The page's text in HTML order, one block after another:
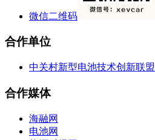
微信二维码
合作单位
中关村新型电池技术创新联盟
合作媒体
海融网
电池网